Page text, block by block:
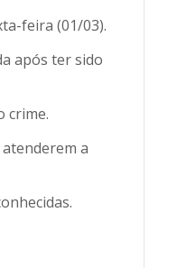
feira (01/03).
após ter sido
crime.
a